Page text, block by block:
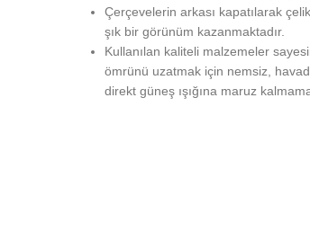
Çerçevelerin arkası kapatılarak
şık bir görünüm kazanmaktadır.
Kullanılan kaliteli malzemeler
ömrünü uzatmak için nemsiz,
direkt güneş ışığına maruz